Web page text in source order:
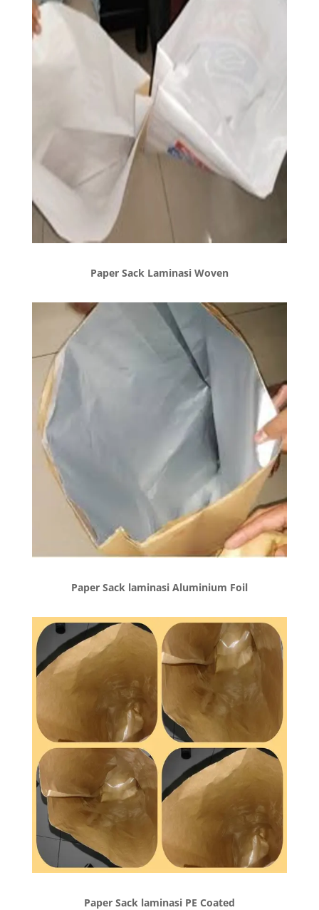
Paper Sack Laminasi Woven
Paper Sack laminasi Aluminium Foil
Paper Sack laminasi PE Coated